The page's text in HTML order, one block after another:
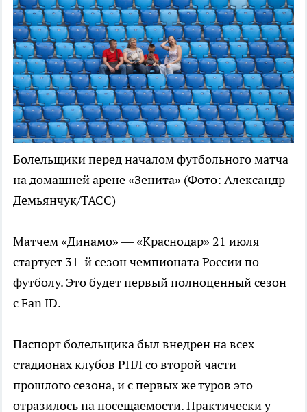
Болельщики перед началом футбольного матча
на домашней арене «Зенита» (Фото: Александр
Демьянчук/ТАСС)
Матчем «Динамо» — «Краснодар» 21 июля
стартует 31-й сезон чемпионата России по
футболу. Это будет первый полноценный сезон
с Fan ID.
Паспорт болельщика был внедрен на всех
стадионах клубов РПЛ со второй части
прошлого сезона, и с первых же туров это
отразилось на посещаемости. Практически у